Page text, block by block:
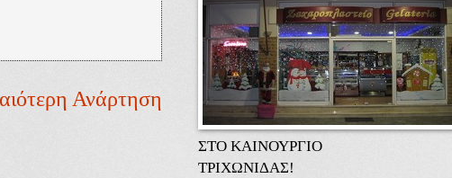
Ανάρτηση
ΣΤΟ ΚΑΙΝΟΥΡΓΙΟ
ΤΡΙΧΩΝΙΔΑΣ!